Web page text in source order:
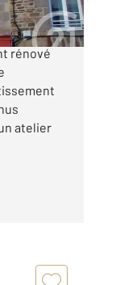
cet
rénové
atelier